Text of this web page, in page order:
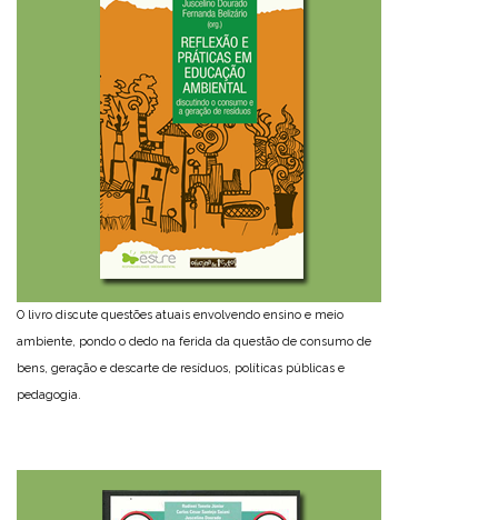
O livro discute questões atuais envolvendo ensino e meio
ambiente, pondo o dedo na ferida da questão de consumo de
bens, geração e descarte de resíduos, políticas públicas e
pedagogia.